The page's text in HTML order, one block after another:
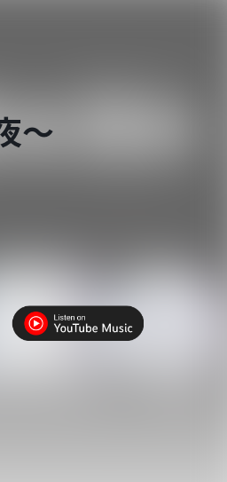
〜